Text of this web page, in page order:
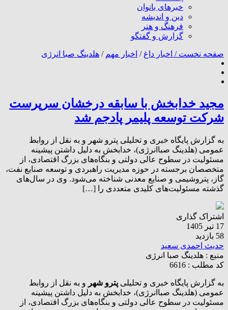
خبرهای بانوان
دین و اندیشه
فرهنگ و هنر
گزارش و گفتگو
صفحه نخست / اخبار داغ / اخبار مهم / هلدینگ صبا انرژی
مجید خدابخش با سابقه درخشان سرپرست
شرکت توسعه پلیمر پادجم شد
به گزارش پایگاه خبری و تحلیلی پترو شهر و به نقل از روابط
عمومی (هلدینگ صباانرژی)، خدابخش به دلیل داشتن پیشینه
مسئولیت در سطوح عالی دولتی و بنگاه‌های بزرگ اقتصادی، از
متخصصان برجسته در حوزه مدیریت راهبردی و توسعه صنایع نفت،
گاز، پتروشیمی و صنایع معدنی شناخته می‌شود. وی در سال‌های
گذشته مسئولیت‌های کلیدی متعددی را […]
اشتراک گذاری
17 تیر 1405
58 بازدید
حدیث احمدی سعید
منبع : هلدینگ صبا انرژی
کد مطلب : 6616
به گزارش پایگاه خبری و تحلیلی پترو شهر و به نقل از روابط
عمومی (هلدینگ صباانرژی)، خدابخش به دلیل داشتن پیشینه
مسئولیت در سطوح عالی دولتی و بنگاه‌های بزرگ اقتصادی، از